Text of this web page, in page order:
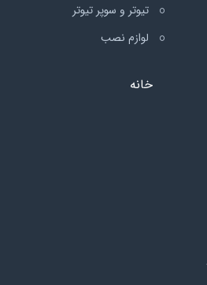
تیوتر و سوپر تیوتر
لوازم نصب
خانه